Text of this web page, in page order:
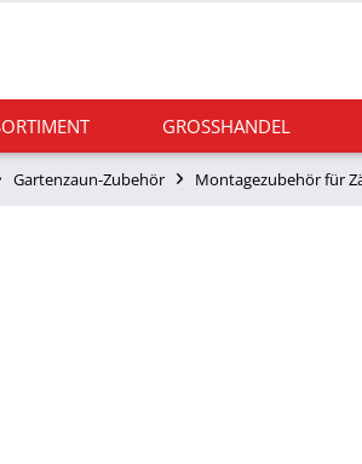
GROSSHANDEL
Gartenzaun-Zubehör Montagezubehör für